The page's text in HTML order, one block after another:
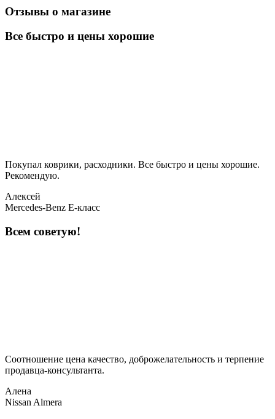
Отзывы о магазине
Все быстро и цены хорошие
Покупал коврики, расходники. Все быстро и цены хорошие.
Рекомендую.
Алексей
Mercedes-Benz E-класс
Всем советую!
Соотношение цена качество, доброжелательность и терпение
продавца-консультанта.
Алена
Nissan Almera